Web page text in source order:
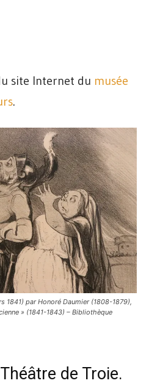
site Internet du musée
.
1841) par Honoré Daumier (1808-1879),
» (1841-1843) – Bibliothèque
de Troie.